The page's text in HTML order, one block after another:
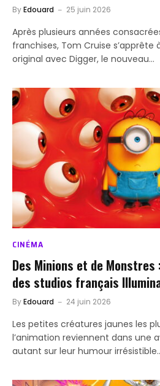
ByEdouard 25 juin 2026
Après plusieurs années
franchises, Tom Cruise s’apprête
original avec Digger, le nouveau…
CINÉMA
Des Minions et de Monstres
des studios français
ByEdouard 24 juin 2026
Les petites créatures jaunes les
l’animation reviennent dans une
autant sur leur humour